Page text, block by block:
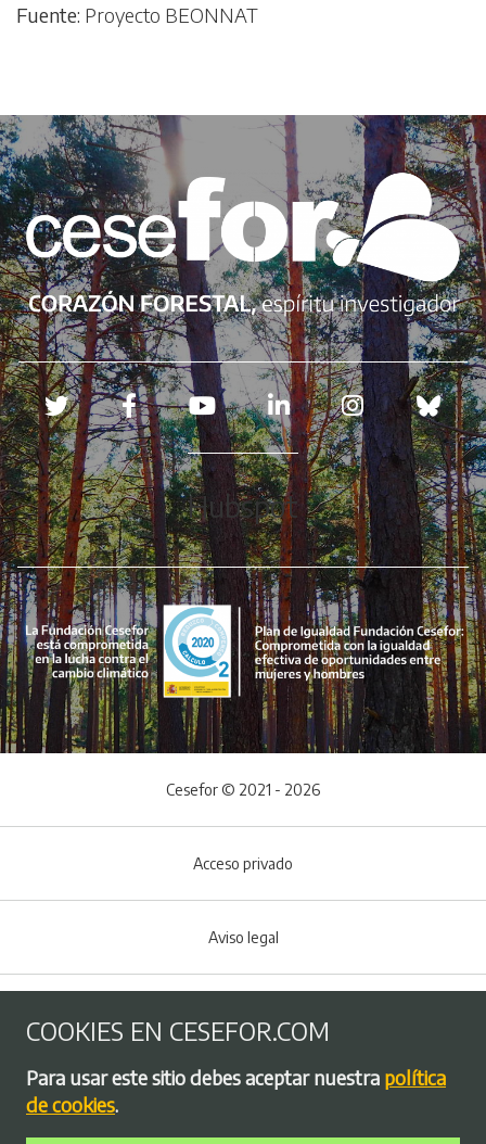
Fuente: Proyecto BEONNAT
Redes sociales
Hubspot
Menú del pie
Cesefor © 2021 - 2026
Acceso privado
Aviso legal
Política de privacidad
COOKIES EN CESEFOR.COM
Para usar este sitio debes aceptar nuestra política
de cookies.